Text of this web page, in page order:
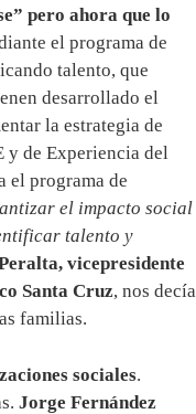
pero ahora que lo
el programa de
talento, que
desarrollado el
la estrategia de
y de Experiencia del
el programa de
el impacto social
talento y
vicepresidente
Santa Cruz, nos decía
familias.
sociales.
Jorge Fernández